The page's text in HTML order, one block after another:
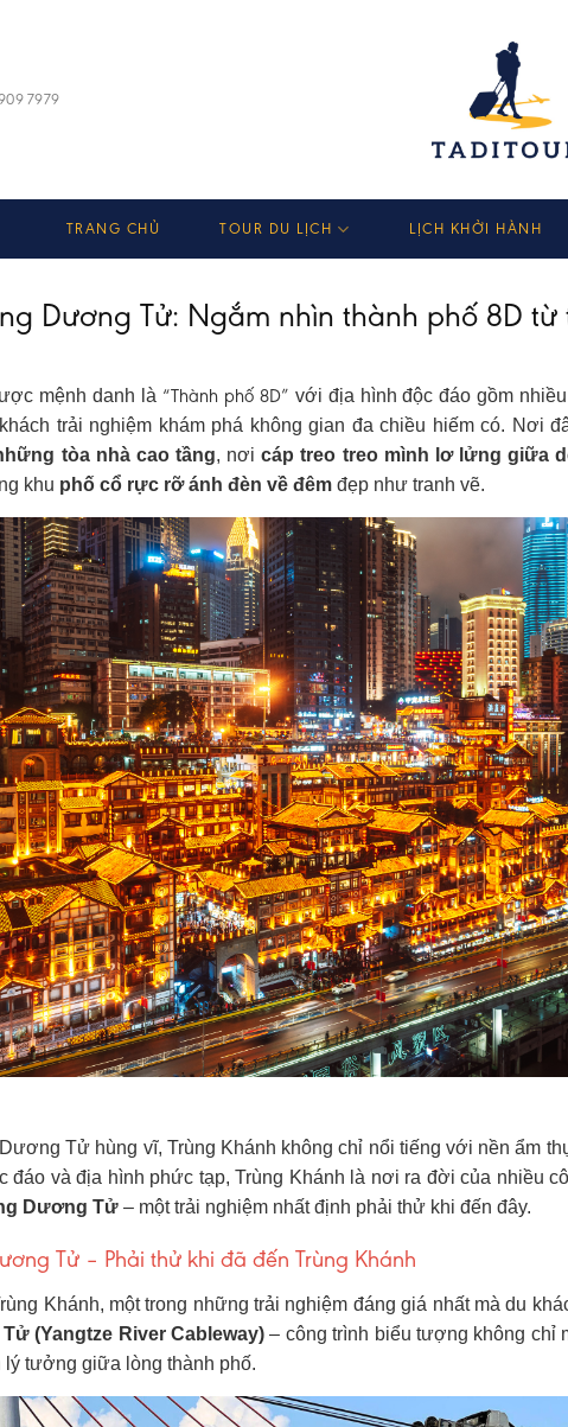
7979
TRANG CHỦ TOUR DU LỊCH LỊCH KHỞI HÀNH
Dương Tử: Ngắm nhìn thành phố 8D từ
mệnh danh là “Thành phố 8D” với địa hình độc đáo gồm
trải nghiệm khám phá không gian đa chiều hiếm có. Nơi
tòa nhà cao tầng, nơicáp treo treo mình lơ lửng giữa
khu phố cổ rực rỡ ánh đèn về đêm đẹp như tranh vẽ.
Tử hùng vĩ, Trùng Khánh không chỉ nổi tiếng với nền ẩm
đáo và địa hình phức tạp, Trùng Khánh là nơi ra đời của nhiều
Dương Tử – một trải nghiệm nhất định phải thử khi đến đây.
Tử – Phải thử khi đã đến Trùng Khánh
Khánh, một trong những trải nghiệm đáng giá nhất mà du
(Yangtze River Cableway) – công trình biểu tượng không chỉ
lý tưởng giữa lòng thành phố.